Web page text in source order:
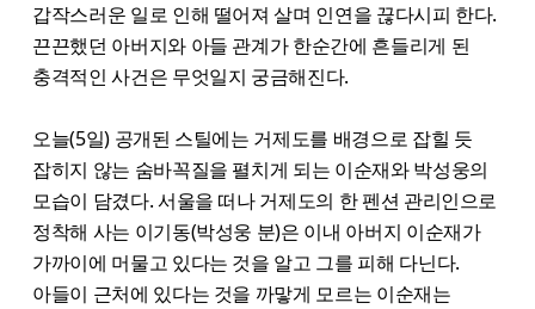
갑작스러운 일로 인해 떨어져 살며 인연을 끊다시피 한다.
끈끈했던 아버지와 아들 관계가 한순간에 흔들리게 된
충격적인 사건은 무엇일지 궁금해진다.
오늘(5일) 공개된 스틸에는 거제도를 배경으로 잡힐 듯
잡히지 않는 숨바꼭질을 펼치게 되는 이순재와 박성웅의
모습이 담겼다. 서울을 떠나 거제도의 한 펜션 관리인으로
정착해 사는 이기동(박성웅 분)은 이내 아버지 이순재가
가까이에 머물고 있다는 것을 알고 그를 피해 다닌다.
아들이 근처에 있다는 것을 까맣게 모르는 이순재는